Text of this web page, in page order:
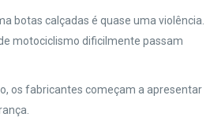
botas calçadas é quase uma violência.
motociclismo dificilmente passam
os fabricantes começam a apresentar